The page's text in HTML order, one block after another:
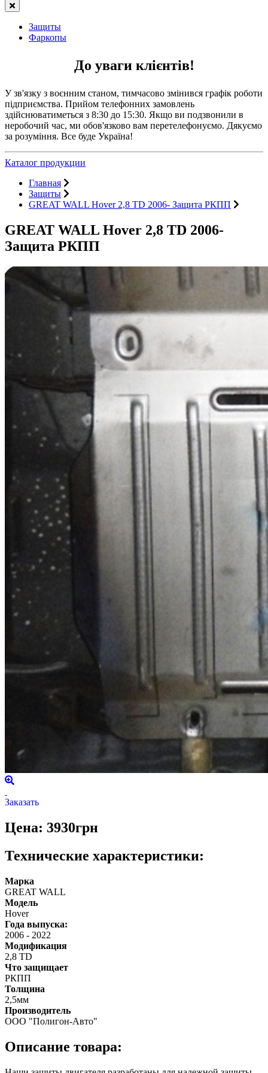
Защиты
Фаркопы
До уваги клієнтів!
У зв'язку з воєнним станом, тимчасово змінився графік роботи
підприємства. Прийом телефонних замовлень
здійснюватиметься з 8:30 до 15:30. Якщо ви подзвонили в
неробочий час, ми обов'язково вам перетелефонуємо. Дякуємо
за розуміння. Все буде Україна!
Каталог продукции
Главная
Защиты
GREAT WALL Hover 2,8 TD 2006- Защита РКПП
GREAT WALL Hover 2,8 TD 2006-
Защита РКПП
Заказать
Цена: 3930грн
Технические характеристики:
Марка
GREAT WALL
Модель
Hover
Года выпуска:
2006 - 2022
Модификация
2,8 TD
Что защищает
РКПП
Толщина
2,5мм
Производитель
ООО "Полигон-Авто"
Описание товара: